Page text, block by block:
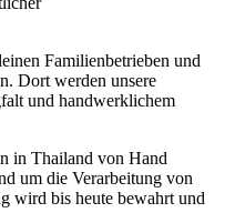
Familienbetrieben und
Dort werden unsere
und handwerklichem
in Thailand von Hand
um die Verarbeitung von
wird bis heute bewahrt und